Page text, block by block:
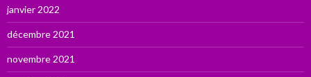
janvier 2022
décembre 2021
novembre 2021